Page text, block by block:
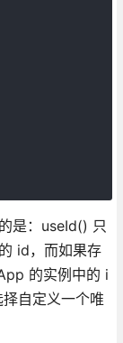
是：useId() 只
id，而如果存
的实例中的 i
自定义一个唯